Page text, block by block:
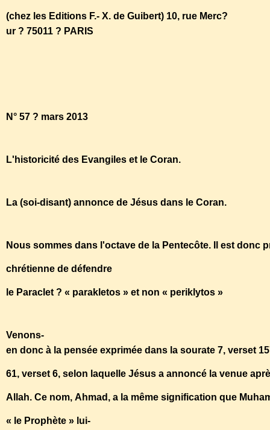
(chez les Editions F.- X. de Guibert) 10, rue Merc?
ur ? 75011 ? PARIS
N° 57 ? mars 2013
L'historicité des Evangiles et le Coran.
La (soi-disant) annonce de Jésus dans le Coran.
Nous sommes dans l'octave de la Pentecôte. Il est donc
chrétienne de défendre
le Paraclet ? « parakletos » et non « periklytos »
Venons-
en donc à la pensée exprimée dans la sourate 7, verset
61, verset 6, selon laquelle Jésus a annoncé la venue
Allah. Ce nom, Ahmad, a la même signification que
« le Prophète » lui-